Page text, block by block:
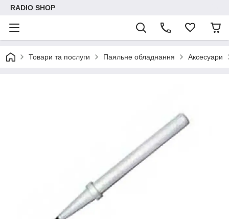
RADIO SHOP
Товари та послуги Паяльне обладнання Аксесуари